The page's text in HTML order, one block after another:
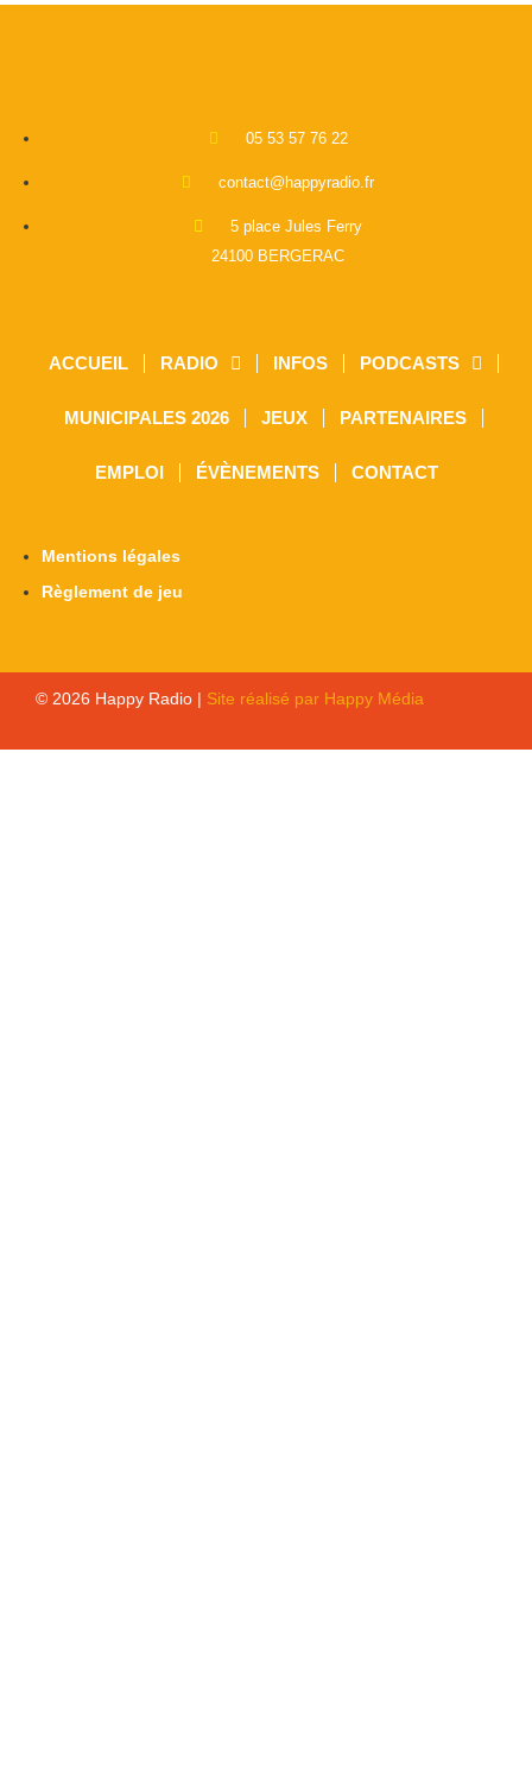
05 53 57 76 22
contact@happyradio.fr
5 place Jules Ferry
24100 BERGERAC
ACCUEIL RADIO INFOS PODCASTS
MUNICIPALES 2026 JEUX PARTENAIRES
EMPLOI ÉVÈNEMENTS CONTACT
Mentions légales
Règlement de jeu
© 2026 Happy Radio | Site réalisé par Happy Média